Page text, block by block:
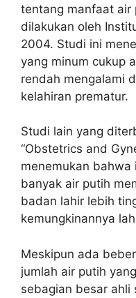
tentang manfaat air
dilakukan oleh
2004. Studi ini
yang minum cukup
rendah mengalami
kelahiran prematur.
Studi lain yang
“Obstetrics and
menemukan bahwa
banyak air putih
badan lahir lebih
kemungkinannya
Meskipun ada
jumlah air putih
sebagian besar ahli